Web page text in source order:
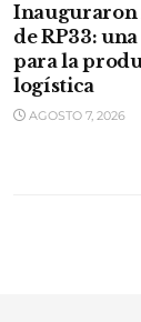
Inauguraron
de RP33:
para la
logística
AGOSTO 7, 2026